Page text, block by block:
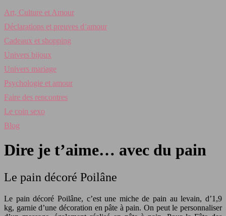
Art, Culture et Amour
Déclarations et preuves d’amour
Cadeaux et shopping
Univers bijoux
Univers mariage
Psychologie et amour
Faire des rencontres
Le coin sexo
Blog
Dire je t’aime… avec du pain
Le pain décoré Poilâne
Le pain décoré Poilâne, c’est une miche de pain au levain, d’1,9
kg, garnie d’une décoration en pâte à pain. On peut le personnaliser